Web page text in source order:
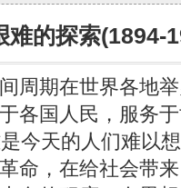
难的探索(1894-
期在世界各地举
各国人民，服务
今天的人们难以
命，在给社会带